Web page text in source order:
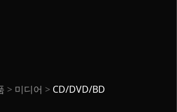
> 미디어 > CD/DVD/BD